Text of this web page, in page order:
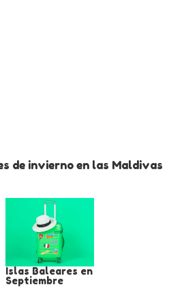
de invierno en las Maldivas
Islas Baleares en
Septiembre